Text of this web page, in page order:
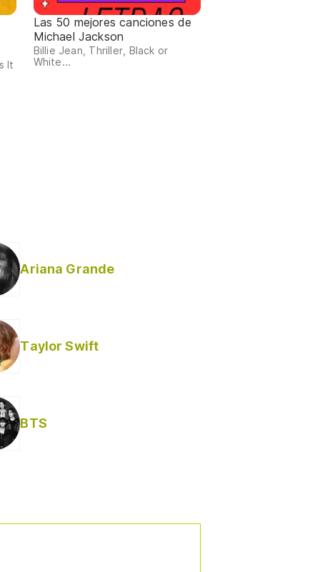
It
Las 50 mejores canciones de
Michael Jackson
Billie Jean, Thriller, Black or
White...
Ariana Grande
Taylor Swift
BTS